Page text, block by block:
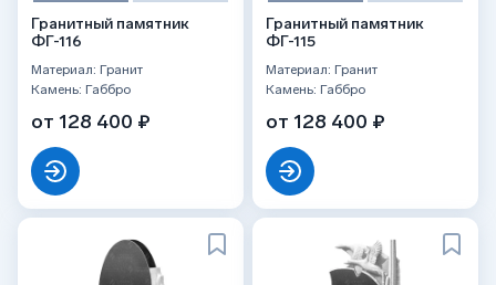
Гранитный памятник
ФГ-116
Материал: Гранит
Камень: Габбро
от 128 400 ₽
Гранитный памятник
ФГ-115
Материал: Гранит
Камень: Габбро
от 128 400 ₽